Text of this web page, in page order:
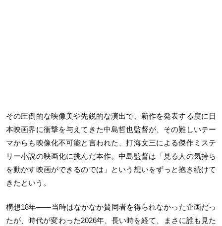
その圧倒的な映像美や先鋭的な演出で、新作を発表する度に日
本映画界に衝撃を与えてきた中島哲也監督が、その難しいテー
マからも映像化不可能と言われた、打海文三による傑作ミステ
リー小説の映画化に挑んだ本作。中島監督は「見る人の気持ち
を動かす映画ができるのでは」という想いをずっと抱き続けて
きたという。
構想18年——当時はなかなか賛同者を得られなかった企画だっ
たが、時代が変わった2026年、長い時を経て、まさに誰も見た